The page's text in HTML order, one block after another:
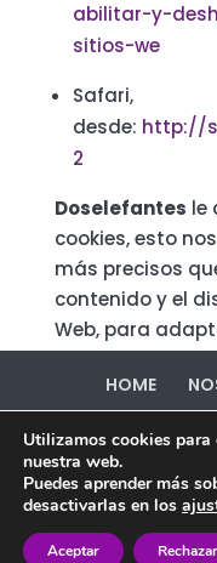
abilitar-y-
sitios-we
Safari,
desde: http://
2
Doselefantes le
cookies, esto
más precisos
contenido y el
Web, para
HOME
Política de
Diseñado
Utilizamos cookies para
nuestra web.
Puedes aprender más
desactivarlas en los
Aceptar Rechazar